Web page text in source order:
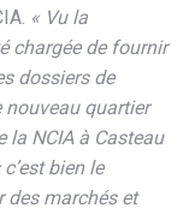
« Vu la
chargée de fournir
dossiers de
nouveau quartier
la NCIA à Casteau
bien le
des marchés et